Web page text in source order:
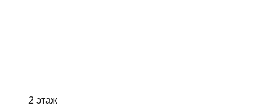
2 этаж